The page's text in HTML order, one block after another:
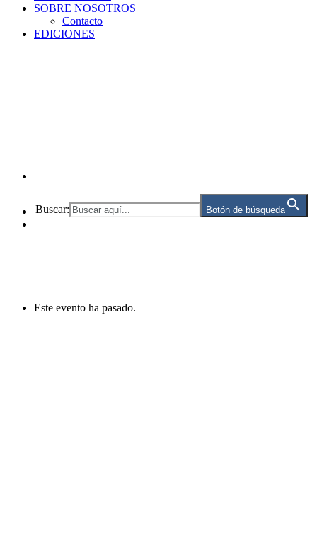
SOBRE NOSOTROS
Contacto
EDICIONES
Buscar: Botón de búsqueda
Este evento ha pasado.